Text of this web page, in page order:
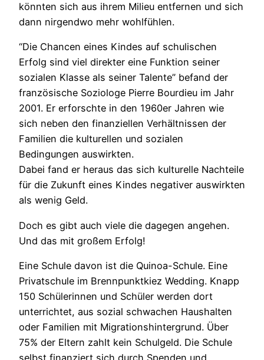
könnten sich aus ihrem Milieu entfernen und sich
dann nirgendwo mehr wohlfühlen.
“Die Chancen eines Kindes auf schulischen
Erfolg sind viel direkter eine Funktion seiner
sozialen Klasse als seiner Talente” befand der
französische Soziologe Pierre Bourdieu im Jahr
2001. Er erforschte in den 1960er Jahren wie
sich neben den finanziellen Verhältnissen der
Familien die kulturellen und sozialen
Bedingungen auswirkten.
Dabei fand er heraus das sich kulturelle Nachteile
für die Zukunft eines Kindes negativer auswirkten
als wenig Geld.
Doch es gibt auch viele die dagegen angehen.
Und das mit großem Erfolg!
Eine Schule davon ist die Quinoa-Schule. Eine
Privatschule im Brennpunktkiez Wedding. Knapp
150 Schülerinnen und Schüler werden dort
unterrichtet, aus sozial schwachen Haushalten
oder Familien mit Migrationshintergrund. Über
75% der Eltern zahlt kein Schulgeld. Die Schule
selbst finanziert sich durch Spenden und